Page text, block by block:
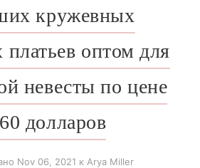
кружевных
платьев оптом для
невесты по цене
долларов
Nov 06, 2021 к Arya Miller